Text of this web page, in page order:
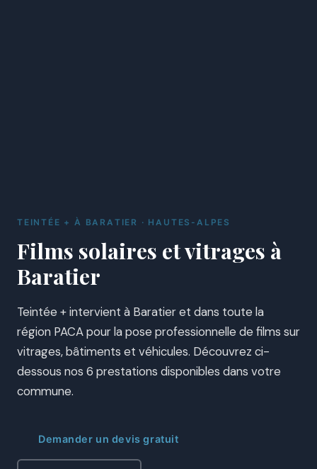
TEINTÉE + À BARATIER · HAUTES-ALPES
Films solaires et vitrages à
Baratier
Teintée + intervient à Baratier et dans toute la
région PACA pour la pose professionnelle de films sur
vitrages, bâtiments et véhicules. Découvrez ci-
dessous nos 6 prestations disponibles dans votre
commune.
Demander un devis gratuit